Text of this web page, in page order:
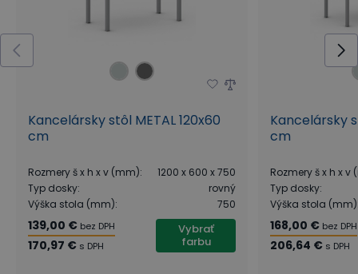
Kancelársky stôl METAL 120x60
cm
Rozmery š x h x v (mm):
1200 x 600 x 750
Typ dosky:
rovný
Výška stola (mm): 750
139,00 € bez DPH
170,97 € s DPH
Vybrať
farbu
Kancelársky
cm
Rozmery š x h x v
Typ dosky:
Výška stola (mm)
168,00 € bez DPH
206,64 € s DPH